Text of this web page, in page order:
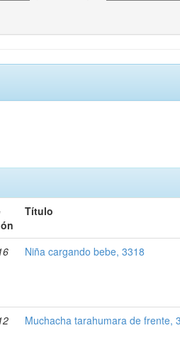
Título
Niña cargando bebe, 3318
Muchacha tarahumara de frente,